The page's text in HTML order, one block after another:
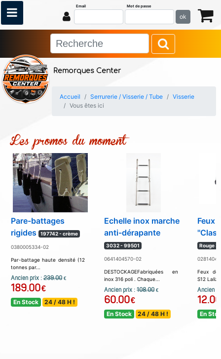
Remorques Center
Email Mot de passe
ok
Accueil Serrurerie / Visserie / Tube
Visserie
Vous êtes ici
Les promos du moment
Pare-battages
rigides
197742 - crème
0380005334-02
Par-battage haute densité (12
tonnes par...
Ancien prix : 239.00 €
189.00€
En Stock 24 / 48 H !
Echelle inox marche
anti-dérapante
3032 - 99501
0641404570-02
DESTOCKAGEFabriquées en
inox 316 poli . Chaque...
Ancien prix : 108.00 €
60.00€
En Stock 24 / 48 H !
Feux
Rouge
Feux de
S12
Ancien
12.00
En